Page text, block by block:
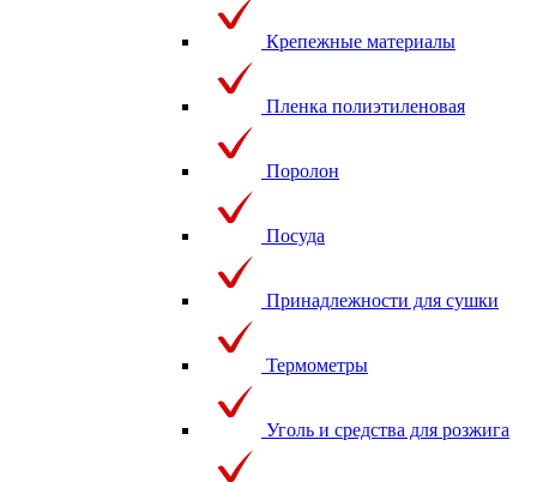
Крепежные материалы
Пленка полиэтиленовая
Поролон
Посуда
Принадлежности для сушки
Термометры
Уголь и средства для розжига